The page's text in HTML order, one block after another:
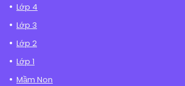
Lớp 4
Lớp 3
Lớp 2
Lớp 1
Mầm Non